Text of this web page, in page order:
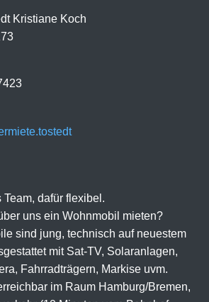
Kristiane Koch
dafür flexibel.
uns ein Wohnmobil mieten?
sind jung, technisch auf neuestem
mit Sat-TV, Solaranlagen,
Fahrradträgern, Markise uvm.
im Raum Hamburg/Bremen,